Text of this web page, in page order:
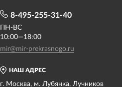
НАШ АДРЕС
г. Москва, м. Лубянка, Лучников
8-495-255-31-40
ПН-ВС
10:00—18:00
mir@mir-prekrasnogo.ru